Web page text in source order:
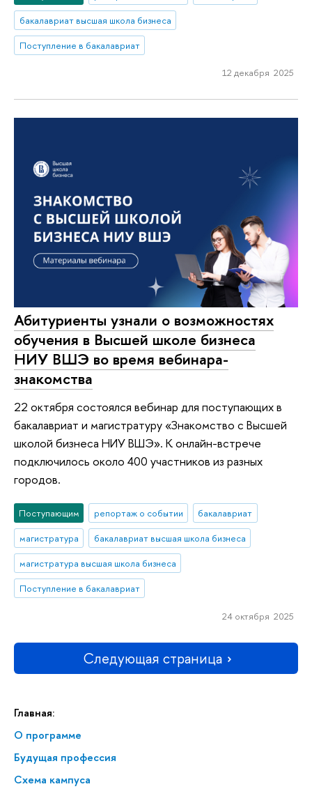
Главная:
О программе
Будущая профессия
Схема кампуса
бакалавриат высшая школа бизнеса
Поступление в бакалавриат
12 декабря 2025
Абитуриенты узнали о возможностях
обучения в Высшей школе бизнеса
НИУ ВШЭ во время вебинара-
знакомства
22 октября состоялся вебинар для поступающих в
бакалавриат и магистратуру «Знакомство с Высшей
школой бизнеса НИУ ВШЭ». К онлайн-встрече
подключилось около 400 участников из разных
городов.
Поступающим репортаж о событии
бакалавриат
магистратура
бакалавриат высшая школа бизнеса
магистратура высшая школа бизнеса
Поступление в бакалавриат
24 октября 2025
Следующая страница